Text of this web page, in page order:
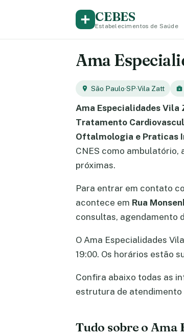
CEBES
Estabelecimentos de Saúde
Ama
São Paulo·SP·Vila Zatt
Ama Especialidades Vila
Tratamento
Oftalmologia e Praticas
CNES como ambulatório,
próximas.
Para entrar em contato
acontece em Rua
consultas, agendamento
O Ama Especialidades
19:00. Os horários estão
Confira abaixo todas as
estrutura de atendimento
Tudo sobre o Ama